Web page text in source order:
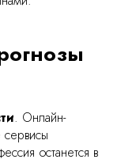
. Онлайн-
сервисы
останется в